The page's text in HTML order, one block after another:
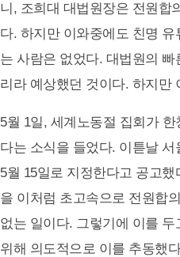
니, 조희대 대법원장은 전원합
다. 하지만 이와중에도 친명 유
는 사람은 없었다. 대법원의
리라 예상했던 것이다. 하지만
5월 1일, 세계노동절 집회가
다는 소식을 들었다. 이튿날
5월 15일로 지정한다고 공고
을 이처럼 초고속으로 전원합
없는 일이다. 그렇기에 이를
위해 의도적으로 이를 추동했